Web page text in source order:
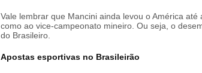
Vale lembrar que Mancini ainda levou o América
como ao vice-campeonato mineiro. Ou seja, o
do Brasileiro.
Apostas esportivas no Brasileirão